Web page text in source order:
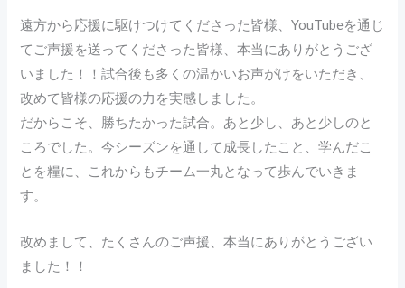
遠方から応援に駆けつけてくださった皆様、YouTubeを通じ
てご声援を送ってくださった皆様、本当にありがとうござ
いました！！試合後も多くの温かいお声がけをいただき、
改めて皆様の応援の力を実感しました。
だからこそ、勝ちたかった試合。あと少し、あと少しのと
ころでした。今シーズンを通して成長したこと、学んだこ
とを糧に、これからもチーム一丸となって歩んでいきま
す。
改めまして、たくさんのご声援、本当にありがとうござい
ました！！